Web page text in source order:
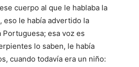
cuerpo al que le hablaba la
eso le había advertido la
Portuguesa; esa voz es
lo saben, le había
cuando todavía era un niño: